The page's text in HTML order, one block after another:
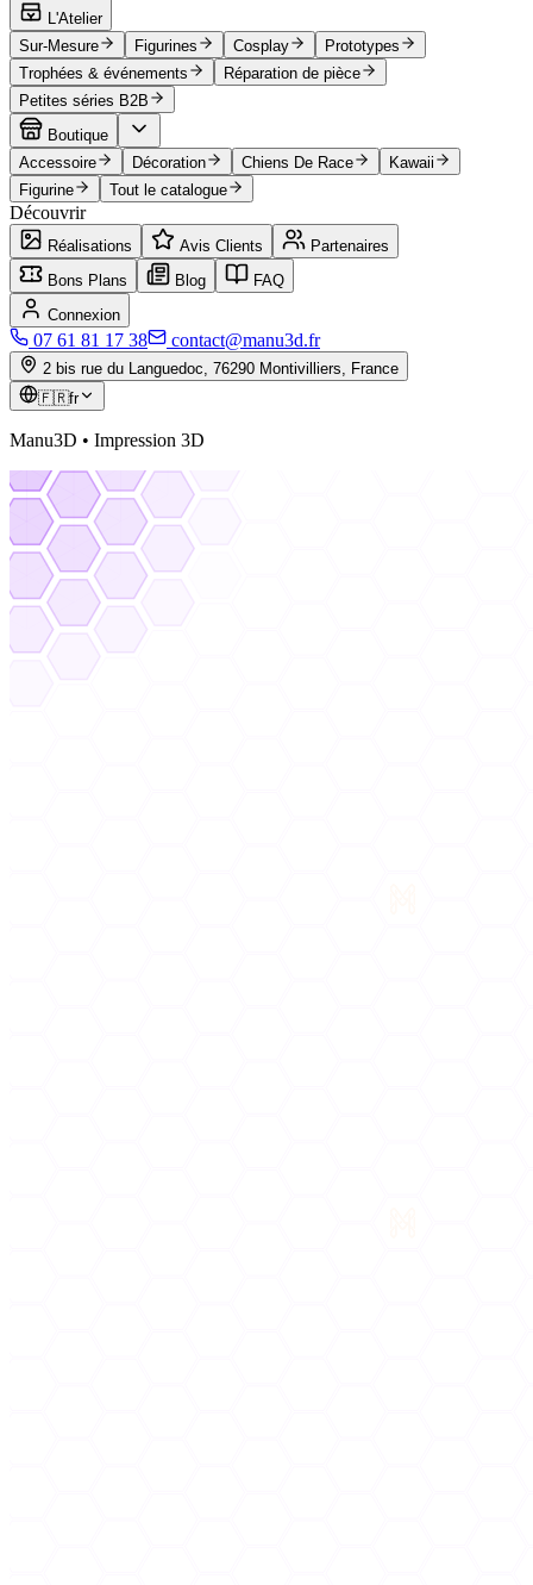
L'Atelier
Sur-Mesure
Figurines Cosplay
Prototypes
Trophées & événements
Réparation de pièce
Petites séries B2B
Boutique
Accessoire
Décoration Chiens De Race
Kawaii
Figurine
Tout le catalogue
Découvrir
Réalisations Avis Clients
Partenaires
Bons Plans
Blog
FAQ
Connexion
07 61 81 17 38 contact@manu3d.fr
2 bis rue du Languedoc, 76290 Montivilliers, France
🇫🇷fr
Manu3D • Impression 3D